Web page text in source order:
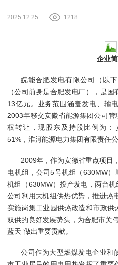
2025.12.25 1218
企业
皖能合肥发电有限公司（以
（公司前身是合肥发电厂），是
13亿元。业务范围涵盖发电、输
2003年移交安徽省能源集团公司
权转让，现股东及持股比例为：
51%，淮河能源电力集团有限责任公
2009年，作为安徽省重点项目
电机组，公司5号机组（630MW
机组（630MW）投产发电，两台
公司利用大机组供热优势，推进热
实施岗集工业园供热改造和市政供
双供的良好发展势头，为合肥市关
蓝天”做出重要贡献。
公司作为大型燃煤发电企业和